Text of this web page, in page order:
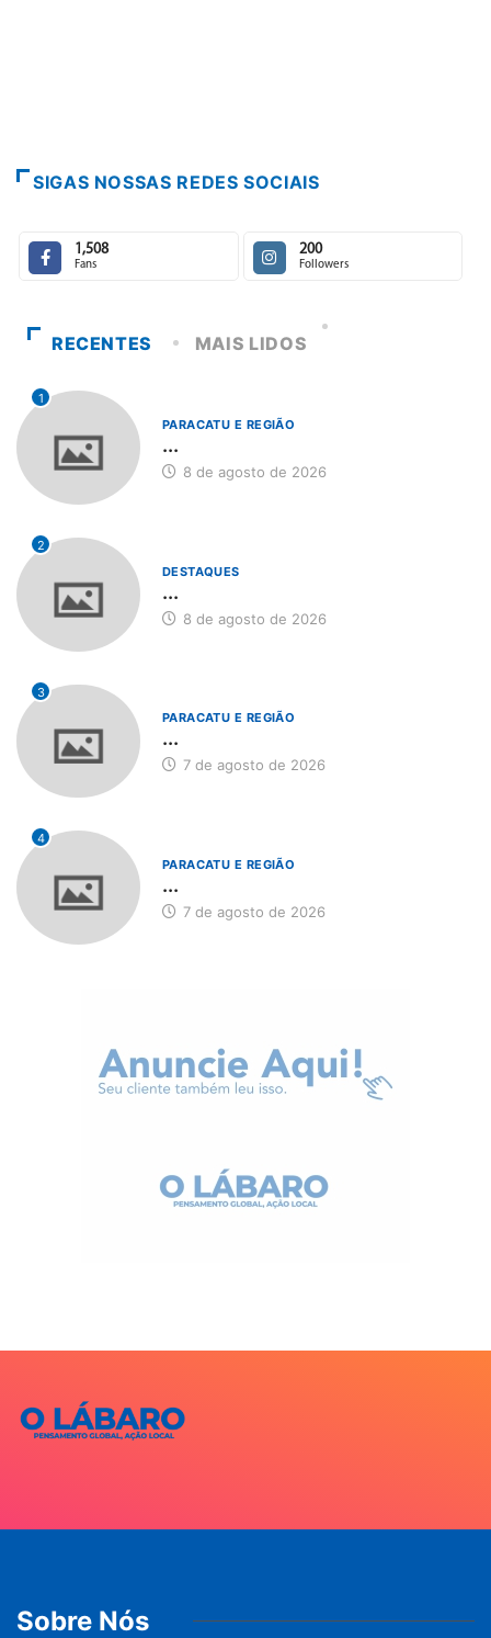
SIGAS NOSSAS REDES SOCIAIS
1,508
Fans
200
Followers
RECENTES MAIS LIDOS
1
PARACATU E REGIÃO
...
8 de agosto de 2026
2
DESTAQUES
...
8 de agosto de 2026
3
PARACATU E REGIÃO
...
7 de agosto de 2026
4
PARACATU E REGIÃO
...
7 de agosto de 2026
Sobre Nós